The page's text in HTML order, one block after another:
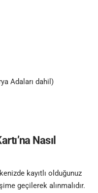
Adaları dahil)
Nasıl
kayıtlı olduğunuz
geçilerek alınmalıdır.